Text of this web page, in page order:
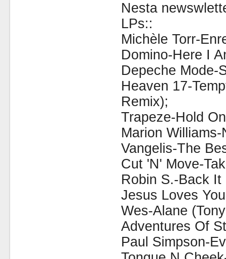
Nesta
LPs::
Michèle Torr-
Domino-Here I
Depeche Mode-
Heaven 17-
Remix);
Trapeze-Hold
Marion
Vangelis-The
Cut 'N' Move-
Robin S.-Back
Jesus Loves
Wes-Alane
Adventures Of
Paul Simpson-